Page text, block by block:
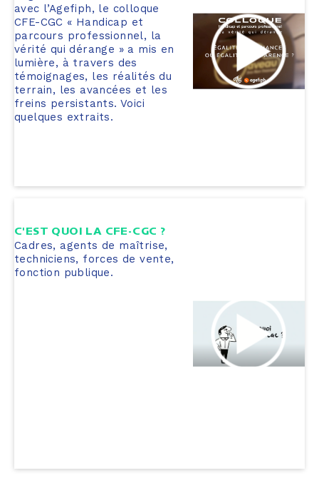
avec l’Agefiph, le colloque
CFE-CGC « Handicap et
parcours professionnel, la
vérité qui dérange » a mis en
lumière, à travers des
témoignages, les réalités du
terrain, les avancées et les
freins persistants. Voici
quelques extraits.
C'EST QUOI LA CFE-CGC ?
Cadres, agents de maîtrise,
techniciens, forces de vente,
fonction publique.